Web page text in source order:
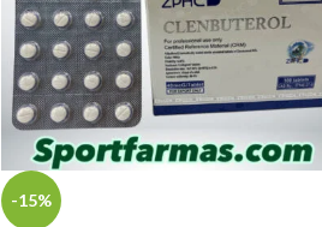
-15%